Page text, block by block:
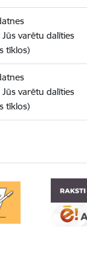
varētu dalīties
tīklos)
varētu dalīties
tīklos)